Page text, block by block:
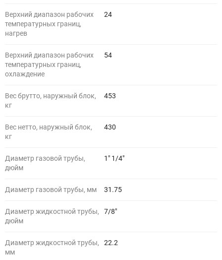
Верхний диапазон рабочих
температурных границ,
нагрев
24
Верхний диапазон рабочих
температурных границ,
охлаждение
54
Вес брутто, наружный блок,
кг
453
Вес нетто, наружный блок,
кг
430
Диаметр газовой трубы,
дюйм
1" 1/4"
Диаметр газовой трубы, мм 31.75
Диаметр жидкостной трубы,
дюйм
7/8"
Диаметр жидкостной трубы,
мм
22.2